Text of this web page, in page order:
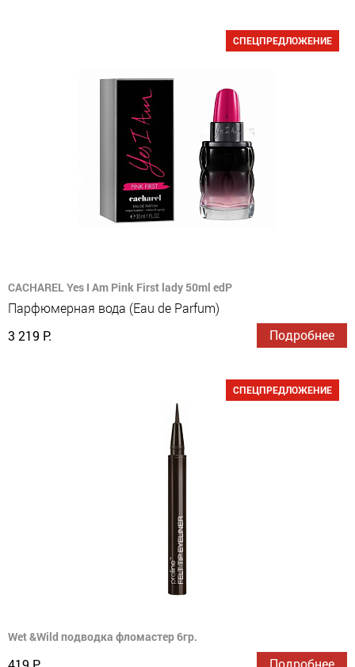
СПЕЦПРЕДЛОЖЕНИЕ
CACHAREL Yes I Am Pink First lady 50ml edP
Парфюмерная вода (Eau de Parfum)
3 219 Р.
Подробнее
СПЕЦПРЕДЛОЖЕНИЕ
Wet &Wild подводка фломастер 6гр.